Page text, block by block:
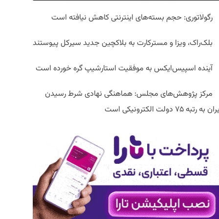
رگولاتوری: حجم بسته‌های اینترنتی کاهش نیافته است
بلک‌راک، ویزا و مسترکارت به بلاکچین جدید سیرکل پیوستند
آینده اسپیس‌ایکس به موفقیت استارشیپ گره خورده است
مرکز پژوهش‌های مجلس: هماهنگی نهادی شرط رسیدن
به رتبه ۷۵ دولت الکترونیکی است